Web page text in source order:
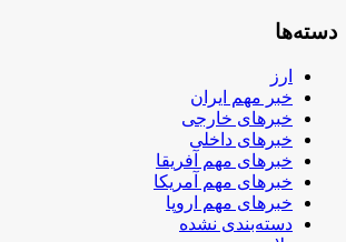
دسته‌ها
ارز
خبر مهم ایران
خبرهای خارجی
خبرهای داخلی
خبرهای مهم آفریقا
خبرهای مهم آمریکا
خبرهای مهم اروپا
دسته‌بندی نشده